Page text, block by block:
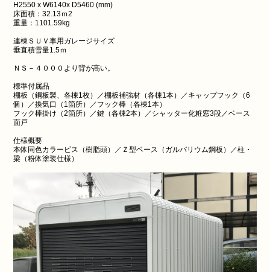
H2550 x W6140x D5460 (mm)
床面積：32.13ｍ2
重量：1101.59kg
連棟ＳＵＶ車用ガレージサイズ
垂直積雪量1.5ｍ
ＮＳ－４０００より背が高い。
標準付属品
棚板（鋼板製、各棟1枚）／棚板補強材（各棟1本）／キャップフック（6
個）／換気口（1箇所）／フック棒（各棟1本）
フック棒掛け（2箇所）／鍵（各棟2本）／シャッター化粧窓3段／ベース
面戸
仕様概要
本体同色カラービス（樹脂頭）／Ｚ型ベース（ガルバリウム鋼板）／柱・
梁（粉体塗装仕様）